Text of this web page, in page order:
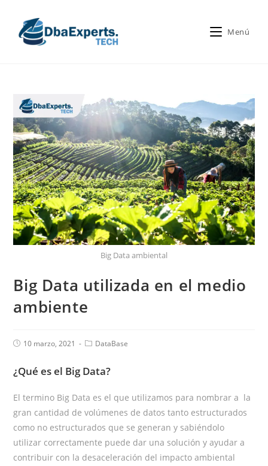
Menú
Big Data ambiental
Big Data utilizada en el medio
ambiente
10 marzo, 2021 DataBase
¿Qué es el Big Data?
El termino Big Data es el que utilizamos para nombrar a la
gran cantidad de volúmenes de datos tanto estructurados
como no estructurados que se generan y sabiéndolo
utilizar correctamente puede dar una solución y ayudar a
contribuir con la desaceleración del impacto ambiental